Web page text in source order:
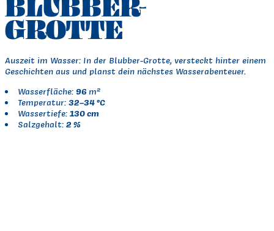
GROTTE
Auszeit im Wasser: In der Blubber-Grotte, versteckt hinter
Geschichten aus und planst dein nächstes Wasserabenteuer.
Wasserfläche: 96 m²
Temperatur: 32–34 °C
Wassertiefe: 130 cm
Salzgehalt: 2 %